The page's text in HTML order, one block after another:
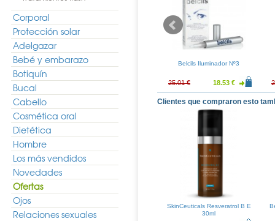
Corporal
Protección solar
Adelgazar
Bebé y embarazo
Botiquín
Bucal
Cabello
Cosmética oral
Dietética
Hombre
Los más vendidos
Novedades
Ofertas
Ojos
Relaciones sexuales
Fondo de
Fluido
21.27 €
Vichy Teint Ideal Fondo de
28.72 € 21.27 €
Belcils Iluminador Nº3
25.01 € 18.53 €
Clientes que compraron esto
SkinCeuticals Resveratrol B E
30ml